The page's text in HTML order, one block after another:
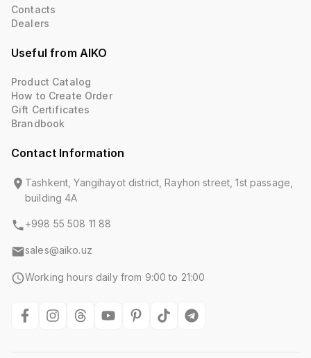
Contacts
Dealers
Useful from AIKO
Product Catalog
How to Create Order
Gift Certificates
Brandbook
Contact Information
Tashkent, Yangihayot district, Rayhon street, 1st passage,
building 4A
+998 55 508 11 88
sales@aiko.uz
Working hours daily from 9:00 to 21:00